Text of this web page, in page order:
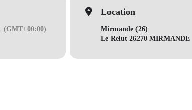
(GMT+00:00)
Location
Mirmande (26)
Le Relut 26270 MIRMANDE